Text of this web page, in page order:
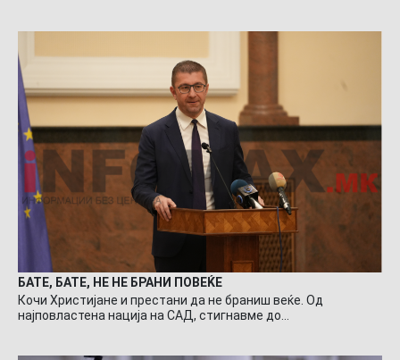
БАТЕ, БАТЕ, НЕ НЕ БРАНИ ПОВЕЌЕ
Кочи Христијане и престани да не браниш веќе. Од
најповластена нација на САД, стигнавме до…